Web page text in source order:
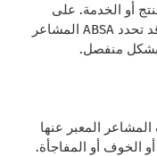
أو الخدمة. على
سبيل المثال، في مراجعة أحد المطاعم، قد تحدد ABSA المشاعر
بشكل منفصل.
المعبر عنها
الخوف أو المفاجأة.